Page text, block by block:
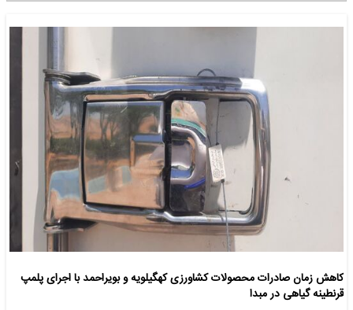
کاهش زمان صادرات محصولات کشاورزی کهگیلویه و بویراحمد با اجرای پلمپ
قرنطینه‌ گیاهی در مبدا